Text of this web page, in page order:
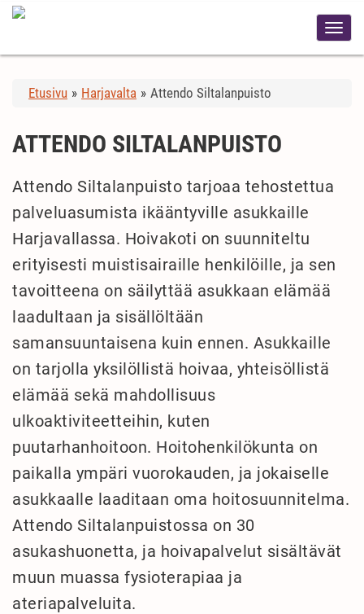
Etusivu » Harjavalta » Attendo Siltalanpuisto
ATTENDO SILTALANPUISTO
Attendo Siltalanpuisto tarjoaa tehostettua
palveluasumista ikääntyville asukkaille
Harjavallassa. Hoivakoti on suunniteltu
erityisesti muistisairaille henkilöille, ja sen
tavoitteena on säilyttää asukkaan elämää
laadultaan ja sisällöltään
samansuuntaisena kuin ennen. Asukkaille
on tarjolla yksilöllistä hoivaa, yhteisöllistä
elämää sekä mahdollisuus
ulkoaktiviteetteihin, kuten
puutarhanhoitoon. Hoitohenkilökunta on
paikalla ympäri vuorokauden, ja jokaiselle
asukkaalle laaditaan oma hoitosuunnitelma.
Attendo Siltalanpuistossa on 30
asukashuonetta, ja hoivapalvelut sisältävät
muun muassa fysioterapiaa ja
ateriapalveluita.